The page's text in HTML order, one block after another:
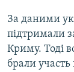
За даними
підтримали
Криму. Тоді
брали участь